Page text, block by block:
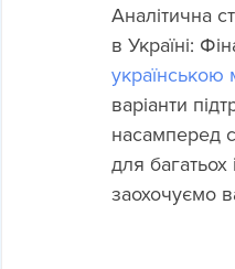
Аналітична
в Україні:
українською
варіанти
насамперед
для багатьох
заохочуємо